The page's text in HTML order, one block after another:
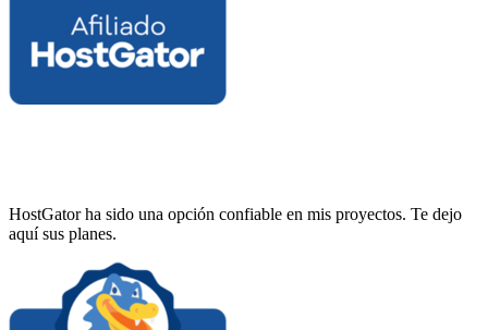
HostGator ha sido una opción confiable en mis proyectos. Te dejo
aquí sus planes.